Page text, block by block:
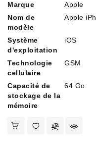
Marque
Apple
Nom de
modèle
Apple
Système
d'exploitation
iOS
Technologie
cellulaire
GSM
Capacité de
stockage de la
mémoire
64 Go